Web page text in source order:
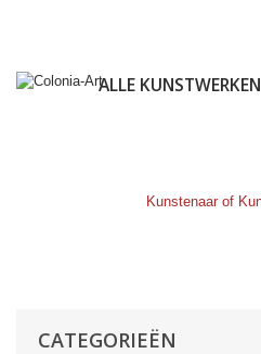
ALLE KUNSTWERKEN
CATEGORIEËN